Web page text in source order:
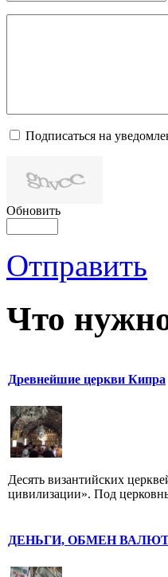
Подписаться на
Обновить
Отправить
Что
Древнейшие церкви Кипра
Десять византийских
цивилизации». Под
ДЕНЬГИ, ОБМЕН